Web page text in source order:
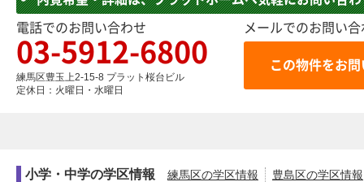
電話でのお問い合わせ
03-5912-6800
練馬区豊玉上2-15-8 プラット桜台ビル
定休日：火曜日・水曜日
メールでのお問い
小学・中学の学区情報 練馬区の学区情報 豊島区の学区情報